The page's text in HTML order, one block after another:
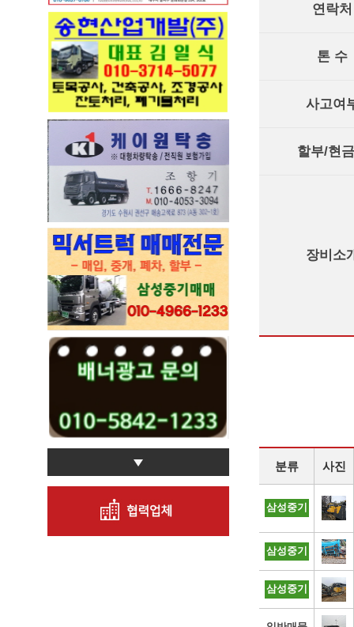
연락처
톤 수
사고여
할부/현
장비소
분류 사진
삼성중기
삼성중기
삼성중기